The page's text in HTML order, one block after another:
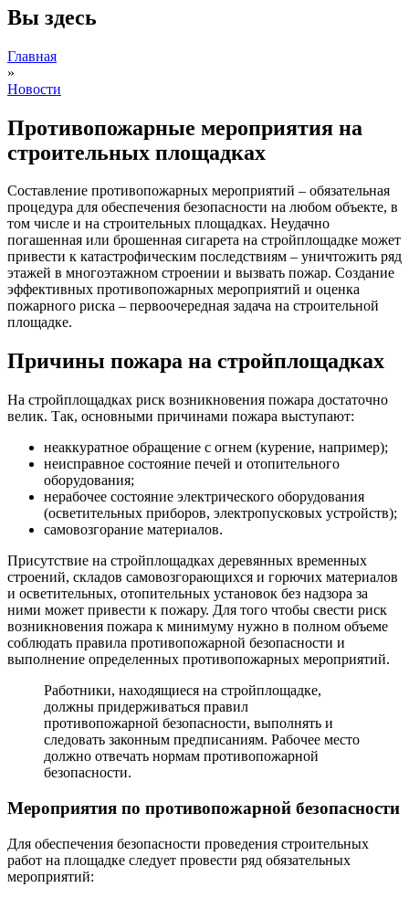
Вы здесь
Главная
»
Новости
Противопожарные мероприятия на
строительных площадках
Составление противопожарных мероприятий – обязательная
процедура для обеспечения безопасности на любом объекте, в
том числе и на строительных площадках. Неудачно
погашенная или брошенная сигарета на стройплощадке может
привести к катастрофическим последствиям – уничтожить ряд
этажей в многоэтажном строении и вызвать пожар. Создание
эффективных противопожарных мероприятий и оценка
пожарного риска – первоочередная задача на строительной
площадке.
Причины пожара на стройплощадках
На стройплощадках риск возникновения пожара достаточно
велик. Так, основными причинами пожара выступают:
неаккуратное обращение с огнем (курение, например);
неисправное состояние печей и отопительного
оборудования;
нерабочее состояние электрического оборудования
(осветительных приборов, электропусковых устройств);
самовозгорание материалов.
Присутствие на стройплощадках деревянных временных
строений, складов самовозгорающихся и горючих материалов
и осветительных, отопительных установок без надзора за
ними может привести к пожару. Для того чтобы свести риск
возникновения пожара к минимуму нужно в полном объеме
соблюдать правила противопожарной безопасности и
выполнение определенных противопожарных мероприятий.
Работники, находящиеся на стройплощадке,
должны придерживаться правил
противопожарной безопасности, выполнять и
следовать законным предписаниям. Рабочее место
должно отвечать нормам противопожарной
безопасности.
Мероприятия по противопожарной безопасности
Для обеспечения безопасности проведения строительных
работ на площадке следует провести ряд обязательных
мероприятий: